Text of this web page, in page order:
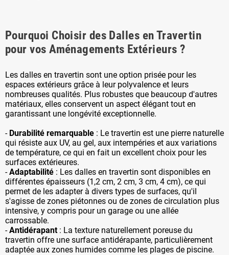
Pourquoi Choisir des Dalles en Travertin
pour vos Aménagements Extérieurs ?
Les dalles en travertin sont une option prisée pour les
espaces extérieurs grâce à leur polyvalence et leurs
nombreuses qualités. Plus robustes que beaucoup d'autres
matériaux, elles conservent un aspect élégant tout en
garantissant une longévité exceptionnelle.
- Durabilité remarquable : Le travertin est une pierre naturelle
qui résiste aux UV, au gel, aux intempéries et aux variations
de température, ce qui en fait un excellent choix pour les
surfaces extérieures.
-Adaptabilité : Les dalles en travertin sont disponibles en
différentes épaisseurs (1,2 cm, 2 cm, 3 cm, 4 cm), ce qui
permet de les adapter à divers types de surfaces, qu'il
s'agisse de zones piétonnes ou de zones de circulation plus
intensive, y compris pour un garage ou une allée
carrossable.
-Antidérapant: La texture naturellement poreuse du
travertin offre une surface antidérapante, particulièrement
adaptée aux zones humides comme les plages de piscine.